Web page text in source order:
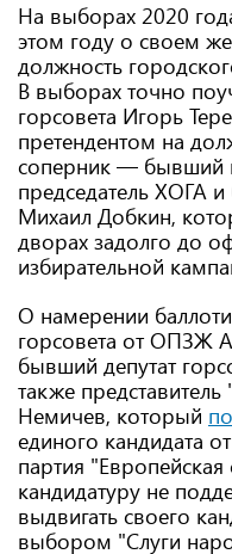
На выборах 2020
этом году о своем
должность
В выборах точно
горсовета Игорь
претендентом на
соперник — бывший
председатель ХОГА
Михаил Добкин,
дворах задолго до
избирательной
О намерении
горсовета от ОПЗЖ
бывший депутат
также
Немичев, который
единого кандидата
партия "Европейская
кандидатуру не
выдвигать своего
выбором "Слуги